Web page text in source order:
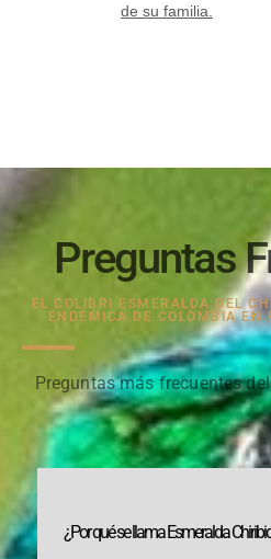
de su familia.
Preguntas
EL COLIBRI ESMERALDA DEL
ENDÉMICA DE COLOMBIA EN
Preguntas más frecuentes
¿Por qué se llama Esmeralda